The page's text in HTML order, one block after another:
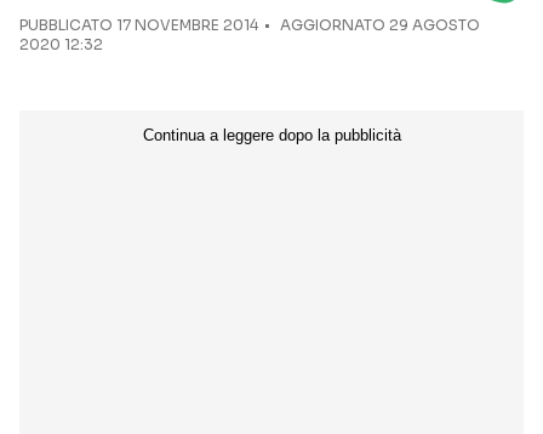
PUBBLICATO 17 NOVEMBRE 2014
AGGIORNATO 29 AGOSTO
2020 12:32